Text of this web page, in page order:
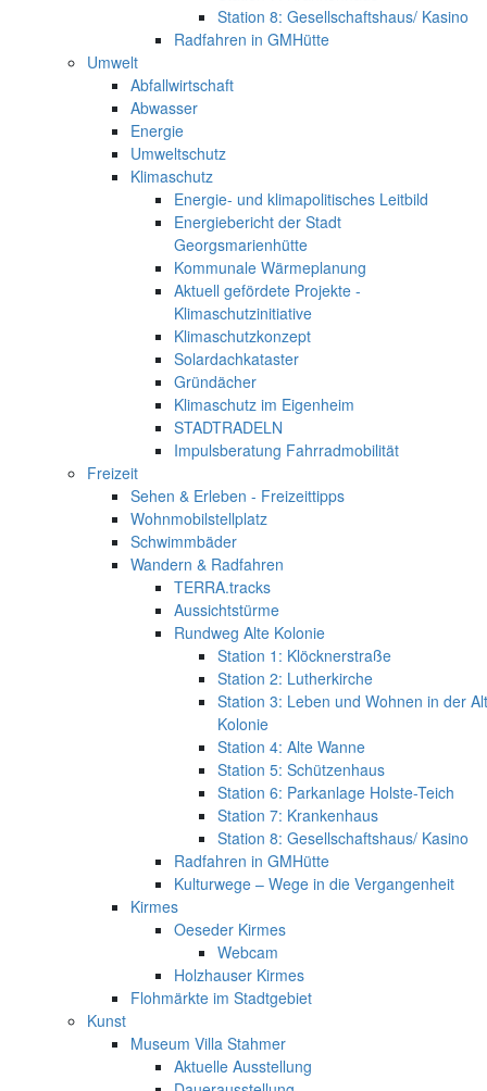
Station 8: Gesellschaftshaus/ Kasino
Radfahren in GMHütte
Umwelt
Abfallwirtschaft
Abwasser
Energie
Umweltschutz
Klimaschutz
Energie- und klimapolitisches Leitbild
Energiebericht der Stadt
Georgsmarienhütte
Kommunale Wärmeplanung
Aktuell gefördete Projekte -
Klimaschutzinitiative
Klimaschutzkonzept
Solardachkataster
Gründächer
Klimaschutz im Eigenheim
STADTRADELN
Impulsberatung Fahrradmobilität
Freizeit
Sehen & Erleben - Freizeittipps
Wohnmobilstellplatz
Schwimmbäder
Wandern & Radfahren
TERRA.tracks
Aussichtstürme
Rundweg Alte Kolonie
Station 1: Klöcknerstraße
Station 2: Lutherkirche
Station 3: Leben und Wohnen in der
Kolonie
Station 4: Alte Wanne
Station 5: Schützenhaus
Station 6: Parkanlage Holste-Teich
Station 7: Krankenhaus
Station 8: Gesellschaftshaus/ Kasino
Radfahren in GMHütte
Kulturwege – Wege in die Vergangenheit
Kirmes
Oeseder Kirmes
Webcam
Holzhauser Kirmes
Flohmärkte im Stadtgebiet
Kunst
Museum Villa Stahmer
Aktuelle Ausstellung